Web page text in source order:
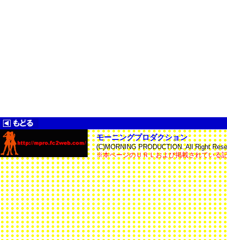
モーニングプロダクション
(C)MORNING PRODUCTION. All Right
※本ページのＵＲＬおよび掲載されている